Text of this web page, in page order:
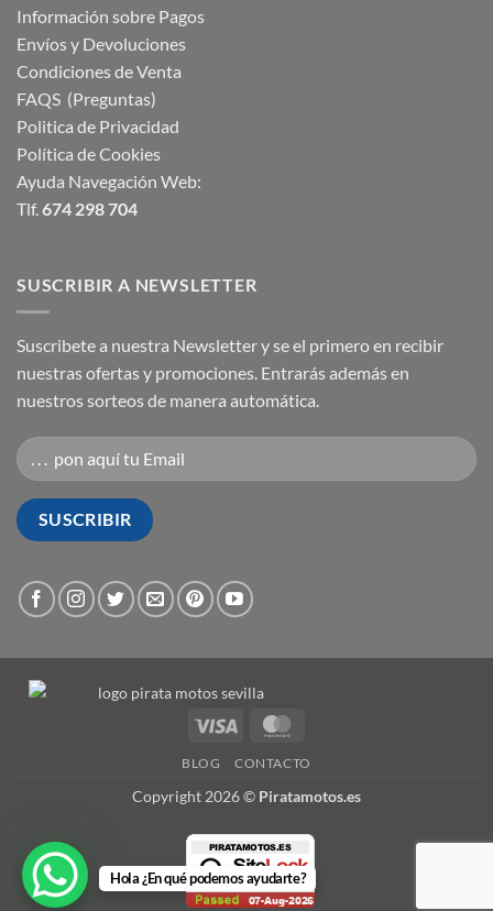
Información sobre Pagos
Envíos y Devoluciones
Condiciones de Venta
FAQS (Preguntas)
Politica de Privacidad
Política de Cookies
Ayuda Navegación Web:
Tlf. 674 298 704
SUSCRIBIR A NEWSLETTER
Suscribete a nuestra Newsletter y se el primero en recibir
nuestras ofertas y promociones. Entrarás además en
nuestros sorteos de manera automática.
Visa
BLOG CONTACTO
Copyright 2026 © Piratamotos.es
Hola ¿En qué podemos ayudarte?